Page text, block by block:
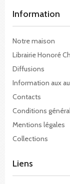
Information
Notre maison
Librairie Honoré
Diffusions
Information aux
Contacts
Conditions
Mentions légales
Collections
Liens